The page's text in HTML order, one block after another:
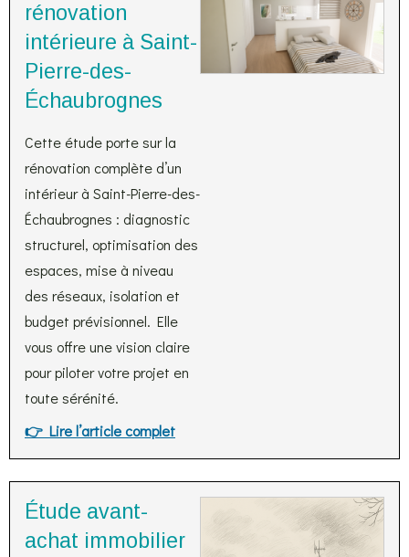
rénovation
intérieure à Saint-
Pierre-des-
Échaubrognes
Cette étude porte sur la
rénovation complète d’un
intérieur à Saint-Pierre-des-
Échaubrognes : diagnostic
structurel, optimisation des
espaces, mise à niveau
des réseaux, isolation et
budget prévisionnel. Elle
vous offre une vision claire
pour piloter votre projet en
toute sérénité.
👉 Lire l’article complet
Étude avant-
achat immobilier